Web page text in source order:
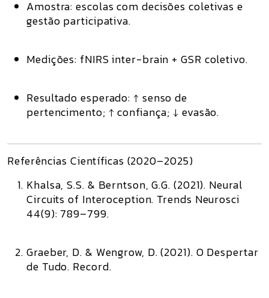
Amostra: escolas com decisões coletivas e
gestão participativa.
Medições: fNIRS inter-brain + GSR coletivo.
Resultado esperado: ↑ senso de
pertencimento; ↑ confiança; ↓ evasão.
Referências Científicas (2020–2025)
Khalsa, S.S. & Berntson, G.G. (2021). Neural
Circuits of Interoception. Trends Neurosci
44(9): 789–799.
Graeber, D. & Wengrow, D. (2021). O Despertar
de Tudo. Record.